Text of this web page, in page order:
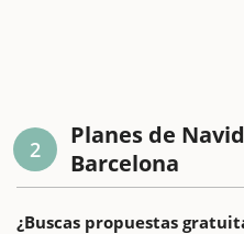
2
Planes de
Barcelona
¿Buscas propuestas